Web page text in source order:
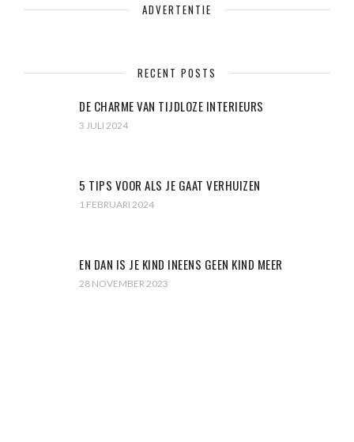
ADVERTENTIE
RECENT POSTS
DE CHARME VAN TIJDLOZE INTERIEURS
3 JULI 2024
5 TIPS VOOR ALS JE GAAT VERHUIZEN
1 FEBRUARI 2024
EN DAN IS JE KIND INEENS GEEN KIND MEER
28 NOVEMBER 2023